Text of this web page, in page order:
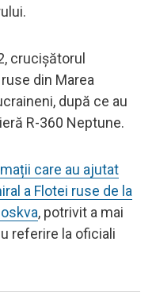
crucișătorul
ruse din Marea
după ce au
R-360 Neptune.
care au ajutat
a Flotei ruse de la
, potrivit a mai
referire la oficiali